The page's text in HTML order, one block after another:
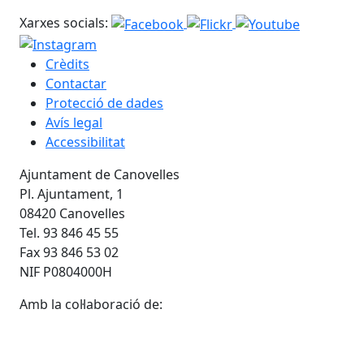
Xarxes socials:
Crèdits
Contactar
Protecció de dades
Avís legal
Accessibilitat
Ajuntament de Canovelles
Pl. Ajuntament, 1
08420 Canovelles
Tel. 93 846 45 55
Fax 93 846 53 02
NIF P0804000H
Amb la col·laboració de: